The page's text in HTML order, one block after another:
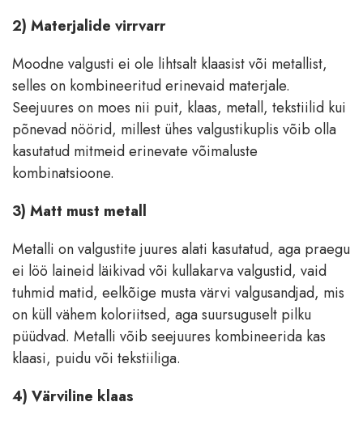
2) Materjalide virrvarr
Moodne valgusti ei ole lihtsalt klaasist või metallist,
selles on kombineeritud erinevaid materjale.
Seejuures on moes nii puit, klaas, metall, tekstiilid kui
põnevad nöörid, millest ühes valgustikuplis võib olla
kasutatud mitmeid erinevate võimaluste
kombinatsioone.
3) Matt must metall
Metalli on valgustite juures alati kasutatud, aga praegu
ei löö laineid läikivad või kullakarva valgustid, vaid
tuhmid matid, eelkõige musta värvi valgusandjad, mis
on küll vähem koloriitsed, aga suursuguselt pilku
püüdvad. Metalli võib seejuures kombineerida kas
klaasi, puidu või tekstiiliga.
4) Värviline klaas